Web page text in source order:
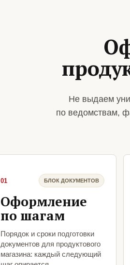
Не выдаем
по ведомствам,
01 БЛОК ДОКУМЕНТОВ
Оформление
по шагам
Порядок и сроки подготовки
документов для продуктового
магазина: каждый следующий